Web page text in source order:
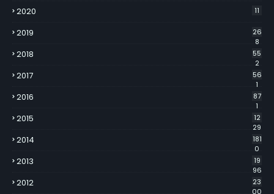
2020 11
2019
26
8
2018
55
2
2017
56
1
2016
87
1
2015
12
29
2014
181
0
2013
19
96
2012
23
00